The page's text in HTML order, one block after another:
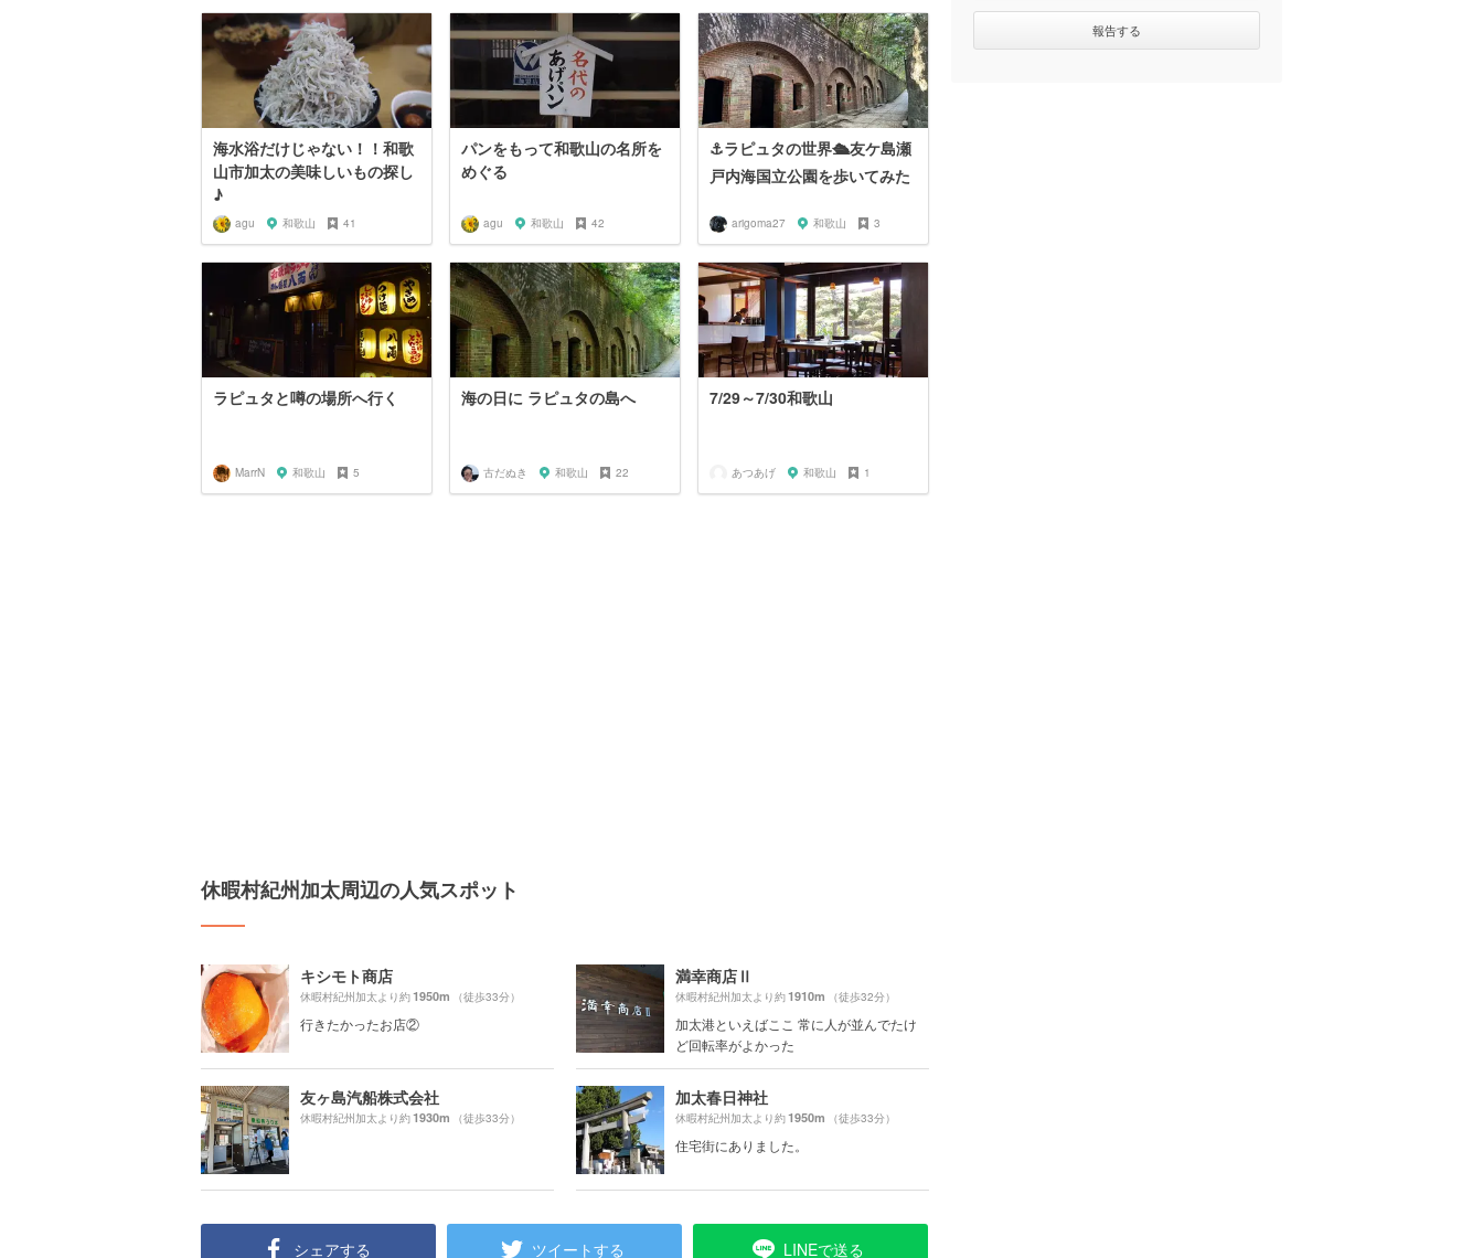
海水浴だけじゃない！！和歌
山市加太の美味しいもの探し
♪
agu 和歌山 41
パンをもって和歌山の名所を
めぐる
agu 和歌山 42
⚓︎ラピュタの世界🛳友ケ島瀬
戸内海国立公園を歩いてみた
arigoma27 和歌山 3
ラピュタと噂の場所へ行く
MarrN 和歌山 5
海の日に ラピュタの島へ
古だぬき 和歌山 22
7/29～7/30和歌山
あつあげ 和歌山 1
休暇村紀州加太周辺の人気スポット
キシモト商店
休暇村紀州加太より約1950m （徒歩33分）
行きたかったお店②
満幸商店Ⅱ
休暇村紀州加太より約1910m （徒歩32分）
加太港といえばここ 常に人が並んでたけ
ど回転率がよかった
友ヶ島汽船株式会社
休暇村紀州加太より約1930m （徒歩33分）
加太春日神社
休暇村紀州加太より約1950m （徒歩33分）
住宅街にありました。
シェアする ツイートする LINEで送る